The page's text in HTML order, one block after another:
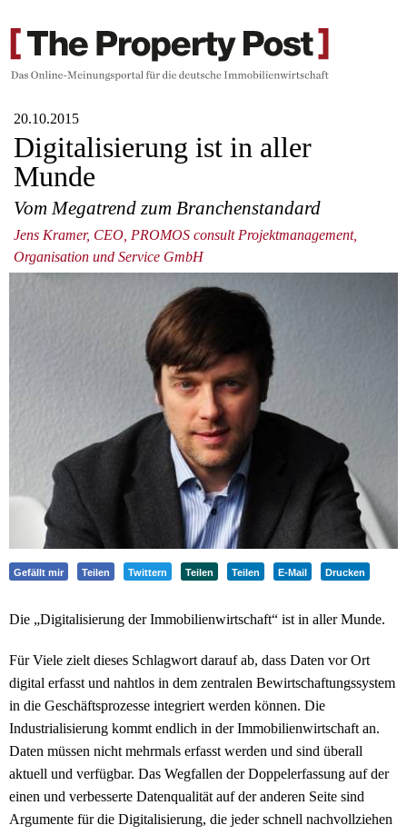
20.10.2015
Digitalisierung ist in aller
Munde
Vom Megatrend zum Branchenstandard
Jens Kramer, CEO, PROMOS consult Projektmanagement,
Organisation und Service GmbH
Gefällt mir Teilen Twittern Teilen Teilen E-Mail Drucken
Die „Digitalisierung der Immobilienwirtschaft“ ist in aller Munde.
Für Viele zielt dieses Schlagwort darauf ab, dass Daten vor Ort
digital erfasst und nahtlos in dem zentralen Bewirtschaftungssystem
in die Geschäftsprozesse integriert werden können. Die
Industrialisierung kommt endlich in der Immobilienwirtschaft an.
Daten müssen nicht mehrmals erfasst werden und sind überall
aktuell und verfügbar. Das Wegfallen der Doppelerfassung auf der
einen und verbesserte Datenqualität auf der anderen Seite sind
Argumente für die Digitalisierung, die jeder schnell nachvollziehen